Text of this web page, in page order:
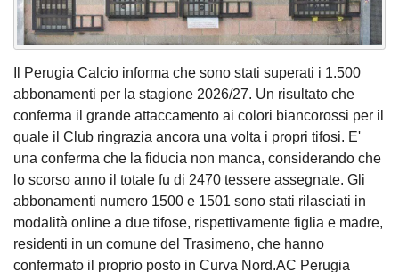
Il Perugia Calcio informa che sono stati superati i 1.500
abbonamenti per la stagione 2026/27. Un risultato che
conferma il grande attaccamento ai colori biancorossi per il
quale il Club ringrazia ancora una volta i propri tifosi. E'
una conferma che la fiducia non manca, considerando che
lo scorso anno il totale fu di 2470 tessere assegnate. Gli
abbonamenti numero 1500 e 1501 sono stati rilasciati in
modalità online a due tifose, rispettivamente figlia e madre,
residenti in un comune del Trasimeno, che hanno
confermato il proprio posto in Curva Nord.AC Perugia